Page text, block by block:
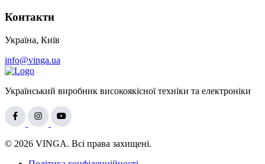
Контакти
Україна, Київ
info@vinga.ua
Український виробник високоякісної техніки та електроніки
© 2026 VINGA. Всі права захищені.